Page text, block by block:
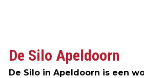
De Silo Apeldoorn
De Silo in Apeldoorn is een